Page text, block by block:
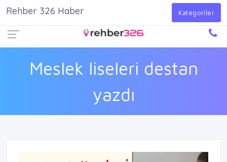
Giriş Yap
Meslek liseleri destan
yazdı
Rehber 326 Haber Kategoriler